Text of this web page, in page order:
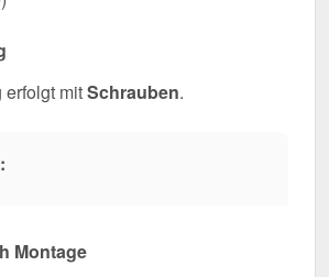
erfolgt mitSchrauben.
Montage